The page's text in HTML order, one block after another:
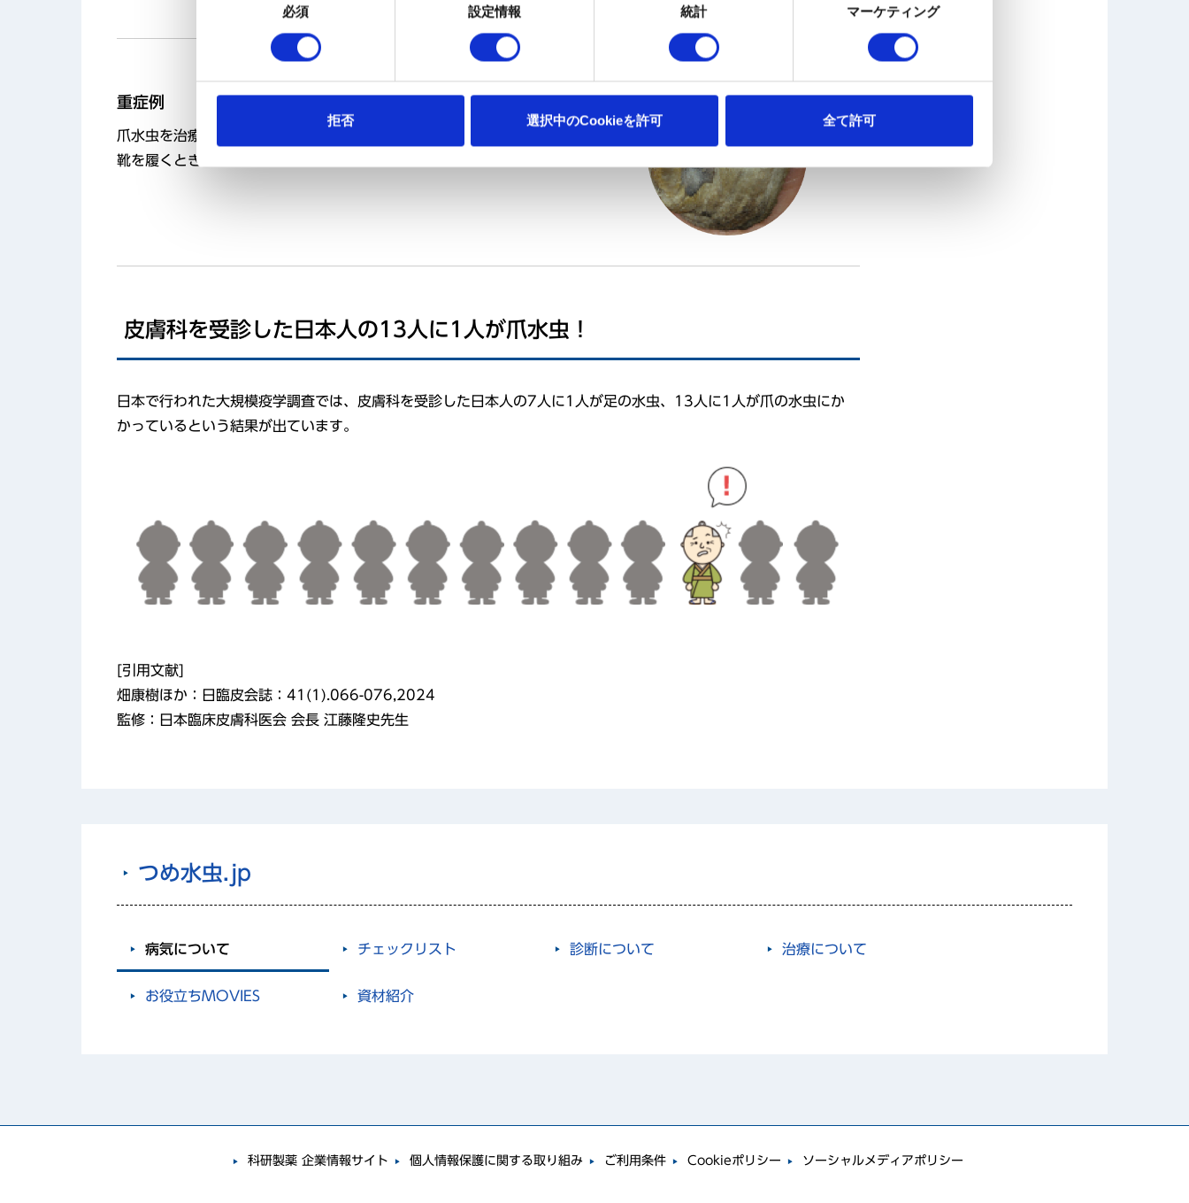
必須 設定情報 統計 マーケティング
拒否 選択中のCookieを許可 全て許可
重症例
爪水虫を治療せずに放置すると、爪の肥厚や変形が進行し、
靴を履くときに痛みが生じたり、歩きにくくなったりします。
皮膚科を受診した日本人の13人に1人が爪水虫！
日本で行われた大規模疫学調査では、皮膚科を受診した日本人の7人に1人が足の水虫、13人に1人が爪の水虫にか
かっているという結果が出ています。
[引用文献]
畑康樹ほか：日臨皮会誌：41(1).066-076,2024
監修：日本臨床皮膚科医会 会長 江藤隆史先生
つめ水虫.jp
病気について チェックリスト 診断について 治療について
お役立ちMOVIES 資材紹介
科研製薬 企業情報サイト 個人情報保護に関する取り組み ご利用条件 Cookieポリシー ソーシャルメディアポリシー